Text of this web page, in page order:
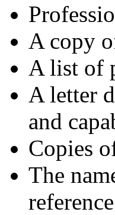
A copy
A list of
A letter
and
Copies
The